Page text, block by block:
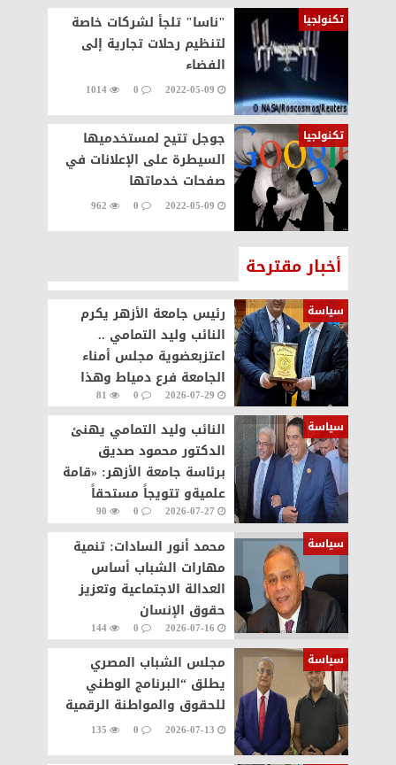
تكنولجيا
"ناسا" تلجأ لشركات خاصة
لتنظيم رحلات تجارية إلى
الفضاء
2022-05-09
0
1014
تكنولجيا
جوجل تتيح لمستخدميها
السيطرة على الإعلانات في
صفحات خدماتها
2022-05-09
0
962
أخبار مقترحة
سياسة
رئيس جامعة الأزهر يكرم
النائب وليد التمامي ..
اعتزبعضوية مجلس أمناء
الجامعة فرع دمياط وهذا
التكريم وسام علي صدري
2026-07-29
0
81
سياسة
النائب وليد التمامي يهنئ
الدكتور محمود صديق
برئاسة جامعة الأزهر: «قامة
علميةو تتويجاً مستحقاً
لمسيرة حافلة بالإنجازات
2026-07-27
0
90
سياسة
محمد أنور السادات: تنمية
مهارات الشباب أساس
العدالة الاجتماعية وتعزيز
حقوق الإنسان
2026-07-16
0
144
سياسة
مجلس الشباب المصري
يطلق “البرنامج الوطني
للحقوق والمواطنة الرقمية
2026-07-13
0
135